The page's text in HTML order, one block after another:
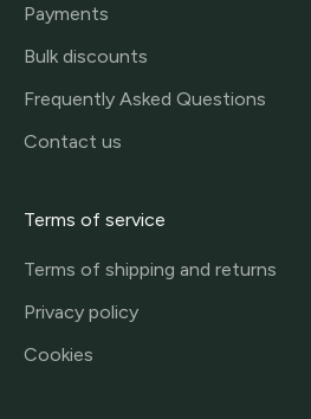
Payments
Bulk discounts
Frequently Asked Questions
Contact us
Terms of service
Terms of shipping and returns
Privacy policy
Cookies